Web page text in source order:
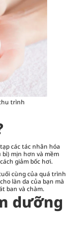
trình
các tác nhân hóa
mịn hơn và mềm
giảm bốc hơi.
cùng của quá trình
làn da của bạn mà
ban và chàm.
dưỡng